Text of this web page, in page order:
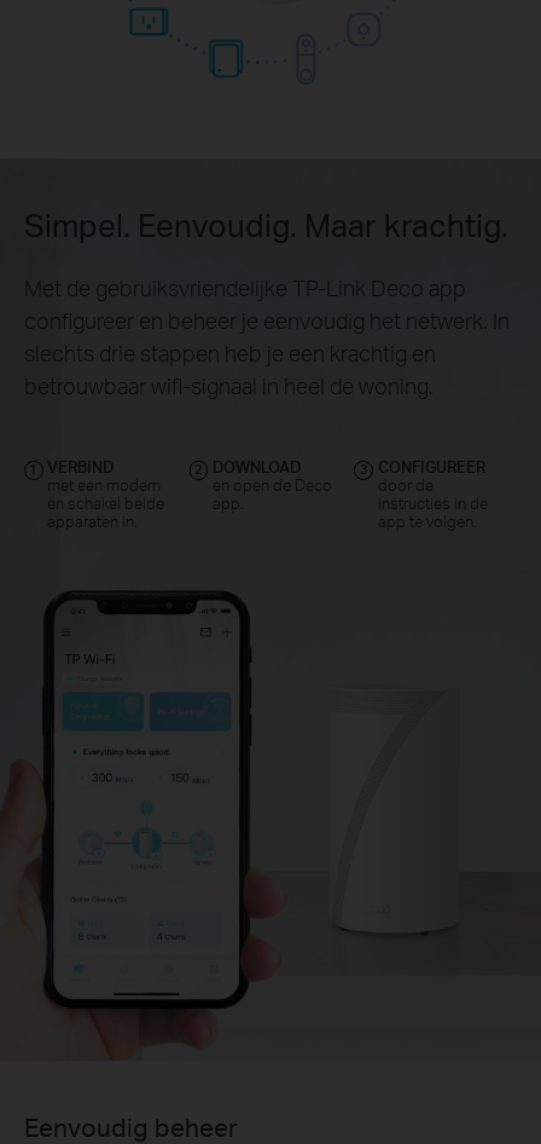
Simpel. Eenvoudig. Maar krachtig.
Met de gebruiksvriendelijke TP-Link Deco app
configureer en beheer je eenvoudig het netwerk. In
slechts drie stappen heb je een krachtig en
betrouwbaar wifi-signaal in heel de woning.
1
VERBIND
met een modem
en schakel beide
apparaten in.
2
DOWNLOAD
en open de Deco
app.
3
CONFIGUREER
door de
instructies in de
app te volgen.
Eenvoudig beheer